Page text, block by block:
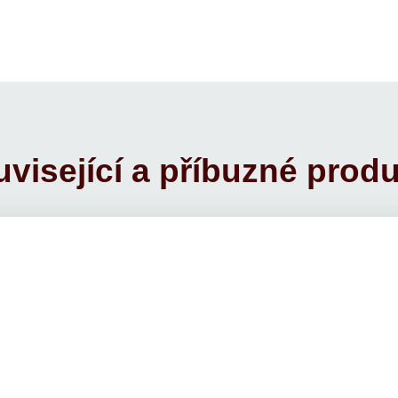
a příbuzné